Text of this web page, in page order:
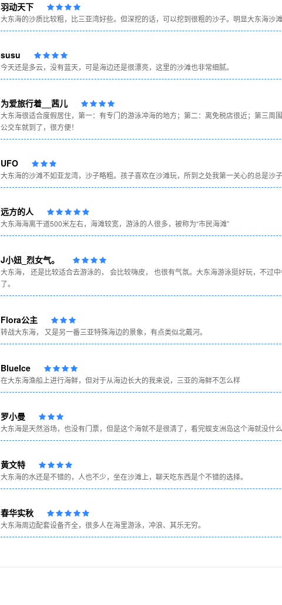
羽动天下
大东海的沙质比较粗，比三亚湾好些。但深挖的话，可以挖到很粗的沙子。明显大东海沙滩
susu
今天还是多云，没有蓝天，可是海边还是很漂亮，这里的沙滩也非常细腻。
为爱旅行着__茜儿
大东海很适合度假居住，第一：有专门的游泳冲海的地方；第二：离免税店很近；第三周
公交车就到了，很方便！
UFO
大东海的沙滩不如亚龙湾，沙子略粗。孩子喜欢在沙滩玩，所到之处我第一关心的总是沙子
远方的人
大东海海离干道500米左右，海滩较宽，游泳的人很多，被称为“市民海滩”
J小妞_烈女气。
大东海， 还是比较适合去游泳的， 会比较嗨皮， 也很有气氛。大东海游泳挺好玩，不过
了。
Flora公主
转战大东海， 又是另一番三亚特殊海边的景象，有点类似北戴河。
BlueIce
在大东海渔船上进行海鲜，但对于从海边长大的我来说，三亚的海鲜不怎么样
罗小曼
大东海是天然浴场，也没有门票，但是这个海就不是很清了，看完蜈支洲岛这个海就没什么
黄文特
大东海的水还是不错的，人也不少，坐在沙滩上，聊天吃东西是个不错的选择。
春华实秋
大东海周边配套设备齐全，很多人在海里游泳，冲浪、其乐无穷。